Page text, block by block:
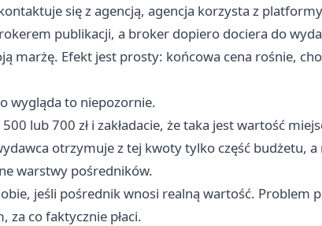
się z agencją, agencja korzysta z
publikacji, a broker dopiero dociera do
marżę. Efekt jest prosty: końcowa cena rośnie,
wygląda to niepozornie.
lub 700 zł i zakładacie, że taka jest wartość
otrzymuje z tej kwoty tylko część budżetu, a
warstwy pośredników.
jeśli pośrednik wnosi realną wartość. Problem
co faktycznie płaci.